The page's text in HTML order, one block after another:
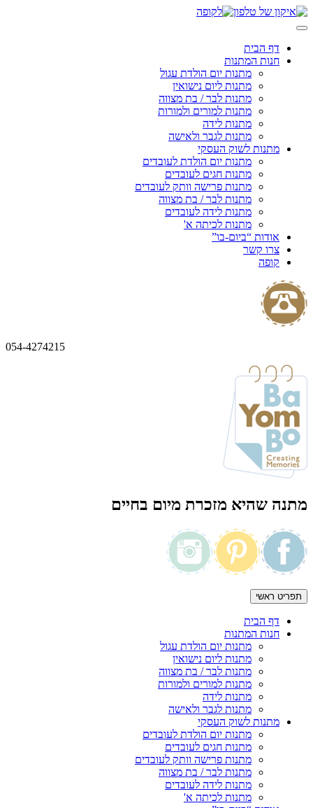
Skip
to
דף הבית
חנות המתנות
מתנות יום הולדת עגול
מתנות ליום נישואין
מתנות לבר / בת מצווה
מתנות למורים ולמורות
מתנות לידה
מתנות לגבר ולאישה
מתנות לשוק העסקי
מתנות יום הולדת לעובדים
מתנות חגים לעובדים
מתנות פרישה וותק לעובדים
מתנות לבר / בת מצווה
מתנות לידה לעובדים
מתנות לכיתה א'
אודות “ביום-בו”
צרו קשר
קופה
054-4274215
מתנה שהיא מזכרת מיום בחיים
תפריט ראשי
דף הבית
חנות המתנות
מתנות יום הולדת עגול
מתנות ליום נישואין
מתנות לבר / בת מצווה
מתנות למורים ולמורות
מתנות לידה
מתנות לגבר ולאישה
מתנות לשוק העסקי
מתנות יום הולדת לעובדים
מתנות חגים לעובדים
מתנות פרישה וותק לעובדים
מתנות לבר / בת מצווה
מתנות לידה לעובדים
מתנות לכיתה א'